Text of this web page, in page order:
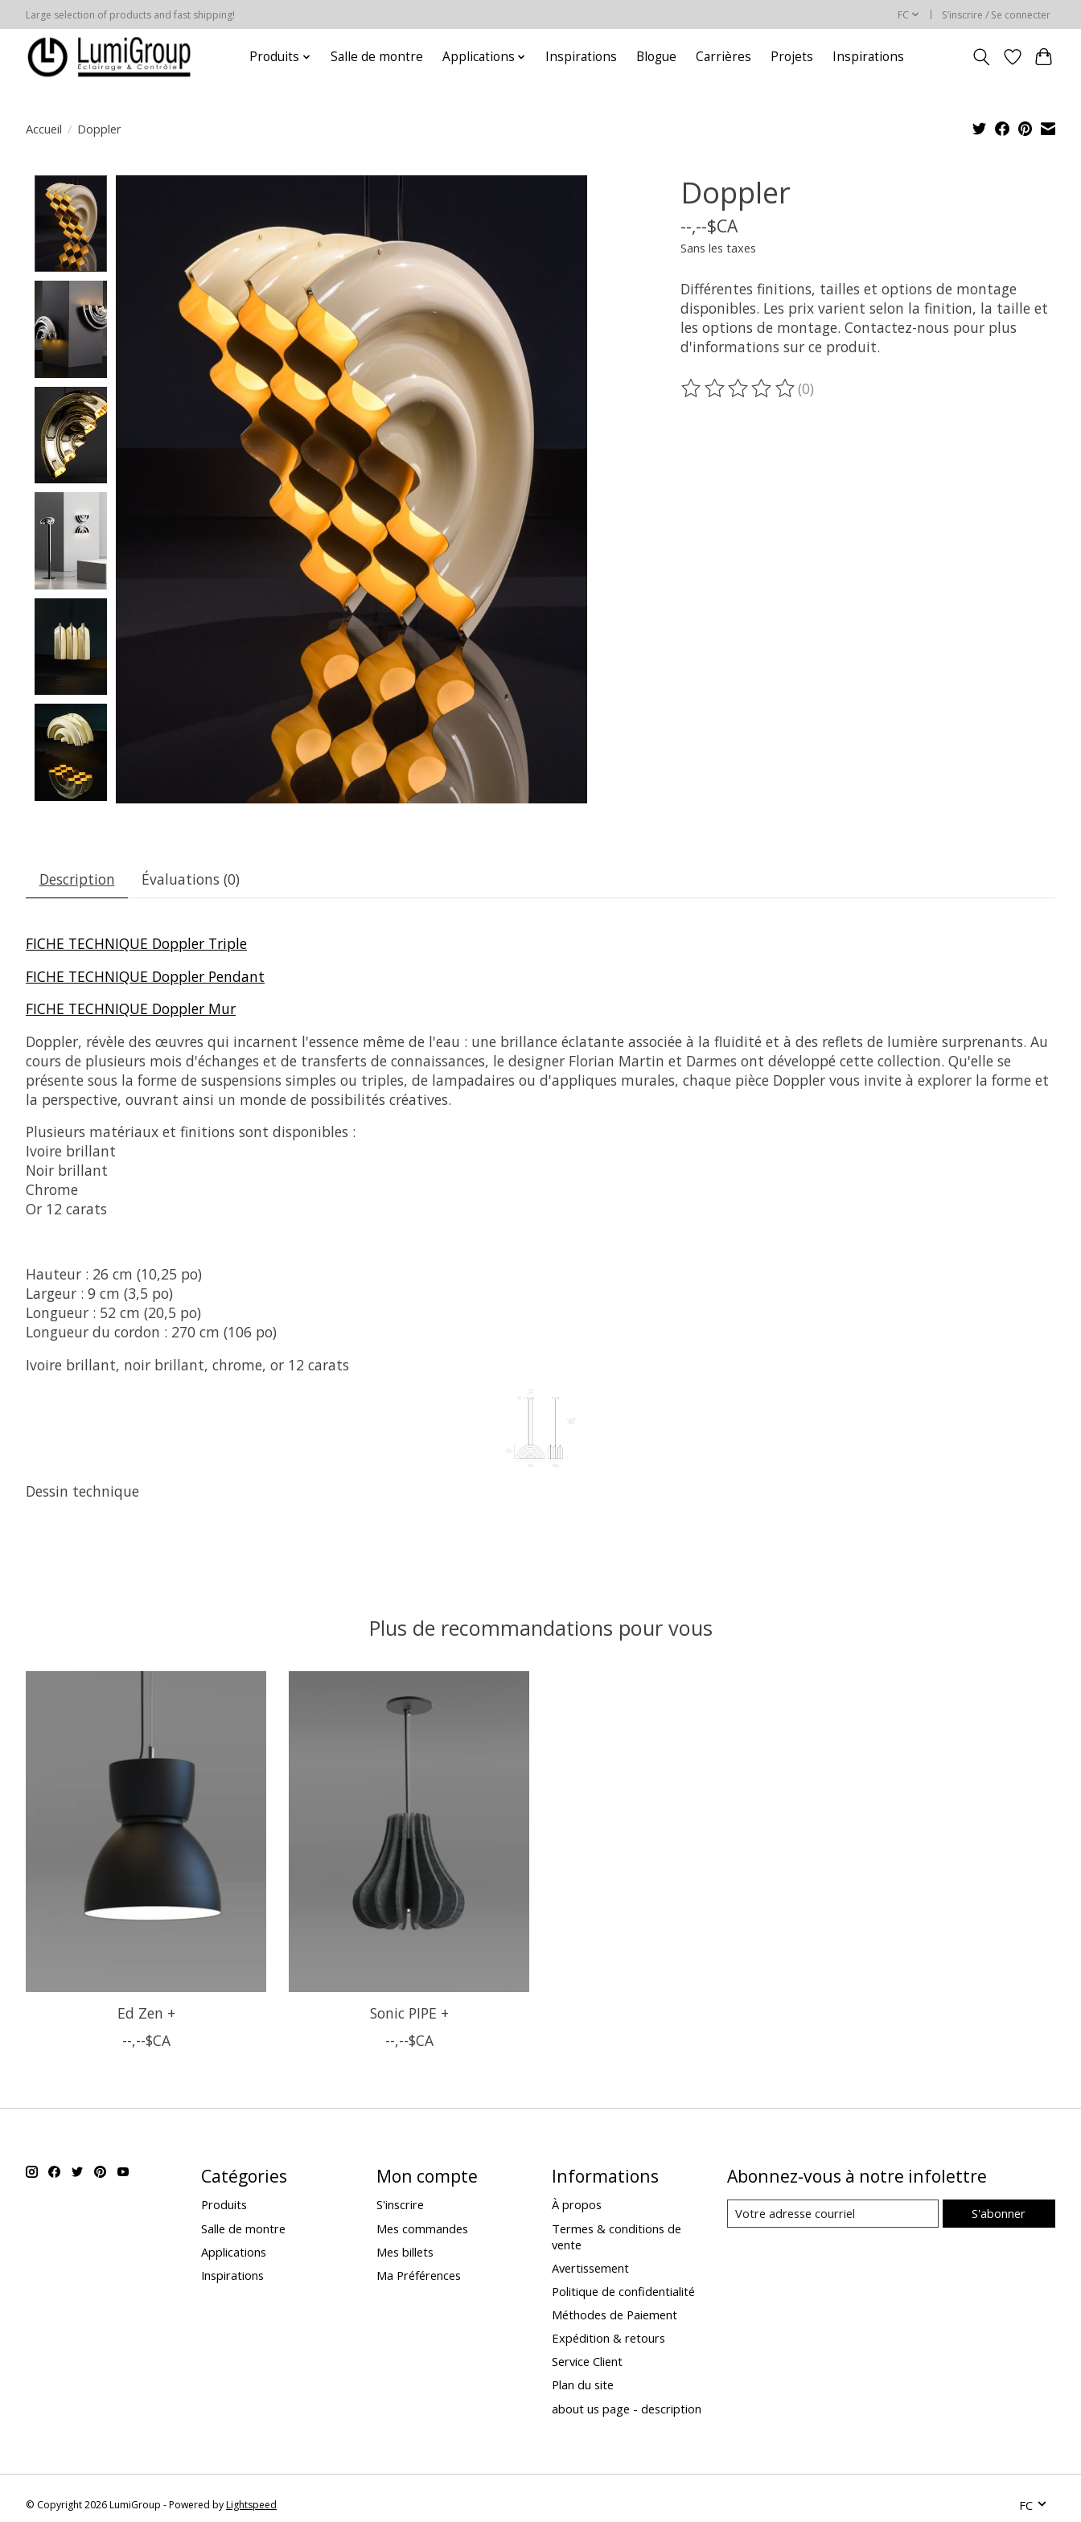
Large selection of products and fast shipping! FC S’inscrire / Se connecter
Produits Salle de montre Applications Inspirations Blogue Carrières Projets Inspirations
Accueil / Doppler
Doppler
--,--$CA
Sans les taxes
Différentes finitions, tailles et options de montage
disponibles. Les prix varient selon la finition, la taille et
les options de montage. Contactez-nous pour plus
d'informations sur ce produit.
Ce produit est évalué à
(0)
Description Évaluations (0)
FICHE TECHNIQUE Doppler Triple
FICHE TECHNIQUE Doppler Pendant
FICHE TECHNIQUE Doppler Mur
Doppler, révèle des œuvres qui incarnent l'essence même de l'eau : une brillance éclatante associée à la fluidité et à des reflets de lumière surprenants. Au
cours de plusieurs mois d'échanges et de transferts de connaissances, le designer Florian Martin et Darmes ont développé cette collection. Qu'elle se
présente sous la forme de suspensions simples ou triples, de lampadaires ou d'appliques murales, chaque pièce Doppler vous invite à explorer la forme et
la perspective, ouvrant ainsi un monde de possibilités créatives.
Plusieurs matériaux et finitions sont disponibles :
Ivoire brillant
Noir brillant
Chrome
Or 12 carats
Hauteur : 26 cm (10,25 po)
Largeur : 9 cm (3,5 po)
Longueur : 52 cm (20,5 po)
Longueur du cordon : 270 cm (106 po)
Ivoire brillant, noir brillant, chrome, or 12 carats
Dessin technique
Plus de recommandations pour vous
Ed Zen +
--,--$CA
Sonic PIPE +
--,--$CA
Catégories
Produits
Salle de montre
Applications
Inspirations
Mon compte
S'inscrire
Mes commandes
Mes billets
Ma Préférences
Informations
À propos
Termes & conditions de
vente
Avertissement
Politique de confidentialité
Méthodes de Paiement
Expédition & retours
Service Client
Plan du site
about us page - description
Abonnez-vous à notre infolettre
S'abonner
© Copyright 2026 LumiGroup - Powered byLightspeed FC